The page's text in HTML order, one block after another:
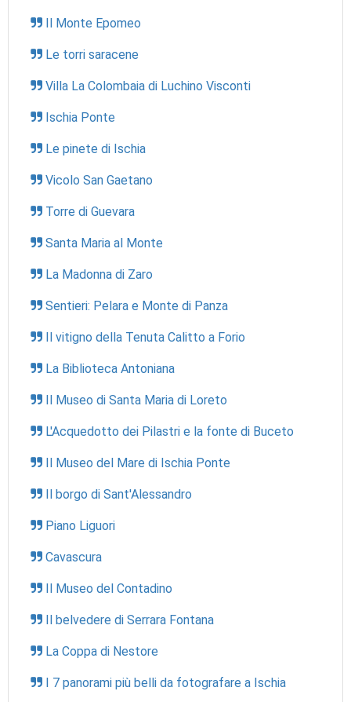
Il Monte Epomeo
Le torri saracene
Villa La Colombaia di Luchino Visconti
Ischia Ponte
Le pinete di Ischia
Vicolo San Gaetano
Torre di Guevara
Santa Maria al Monte
La Madonna di Zaro
Sentieri: Pelara e Monte di Panza
Il vitigno della Tenuta Calitto a Forio
La Biblioteca Antoniana
Il Museo di Santa Maria di Loreto
L'Acquedotto dei Pilastri e la fonte di Buceto
Il Museo del Mare di Ischia Ponte
Il borgo di Sant'Alessandro
Piano Liguori
Cavascura
Il Museo del Contadino
Il belvedere di Serrara Fontana
La Coppa di Nestore
I 7 panorami più belli da fotografare a Ischia